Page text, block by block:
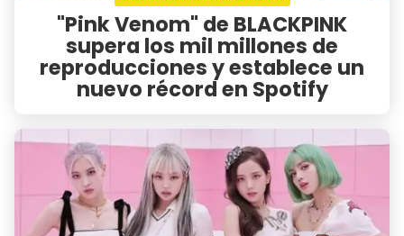
"Pink Venom" de BLACKPINK
supera los mil millones de
reproducciones y establece un
nuevo récord en Spotify